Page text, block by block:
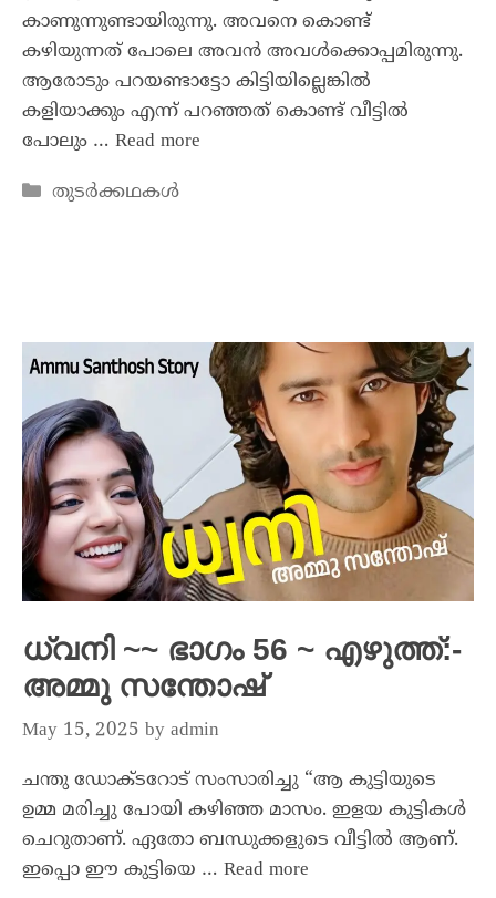
കാണുന്നുണ്ടായിരുന്നു. അവനെ കൊണ്ട്
കഴിയുന്നത് പോലെ അവൻ അവൾക്കൊപ്പമിരുന്നു.
ആരോടും പറയണ്ടാട്ടോ കിട്ടിയില്ലെങ്കിൽ
കളിയാക്കും എന്ന് പറഞ്ഞത് കൊണ്ട് വീട്ടിൽ
പോലും … Read more
തുടർക്കഥകൾ
ധ്വനി ~~ ഭാഗം 56 ~ എഴുത്ത്:-
അമ്മു സന്തോഷ്
May 15, 2025 by admin
ചന്തു ഡോക്ടറോട് സംസാരിച്ചു “ആ കുട്ടിയുടെ
ഉമ്മ മരിച്ചു പോയി കഴിഞ്ഞ മാസം. ഇളയ കുട്ടികൾ
ചെറുതാണ്. ഏതോ ബന്ധുക്കളുടെ വീട്ടിൽ ആണ്.
ഇപ്പൊ ഈ കുട്ടിയെ … Read more